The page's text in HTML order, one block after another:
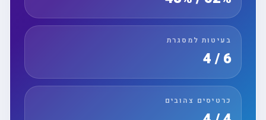
בעיטות למסגרת
6 / 4
כרטיסים צהובים